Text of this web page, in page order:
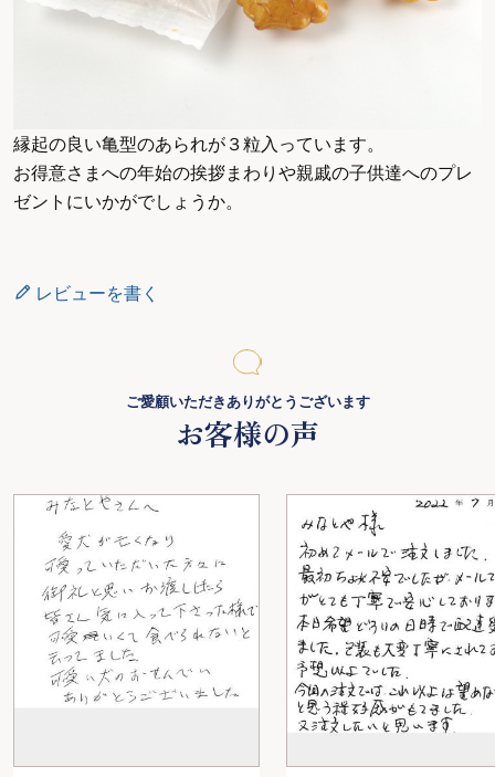
縁起の良い亀型のあられが３粒入っています。
お得意さまへの年始の挨拶まわりや親戚の子供達へのプレ
ゼントにいかがでしょうか。
レビューを書く
ご愛顧いただきありがとうございます
お客様の声